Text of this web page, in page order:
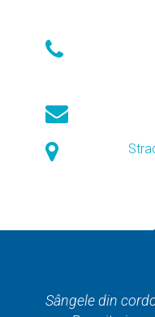
Sângele din